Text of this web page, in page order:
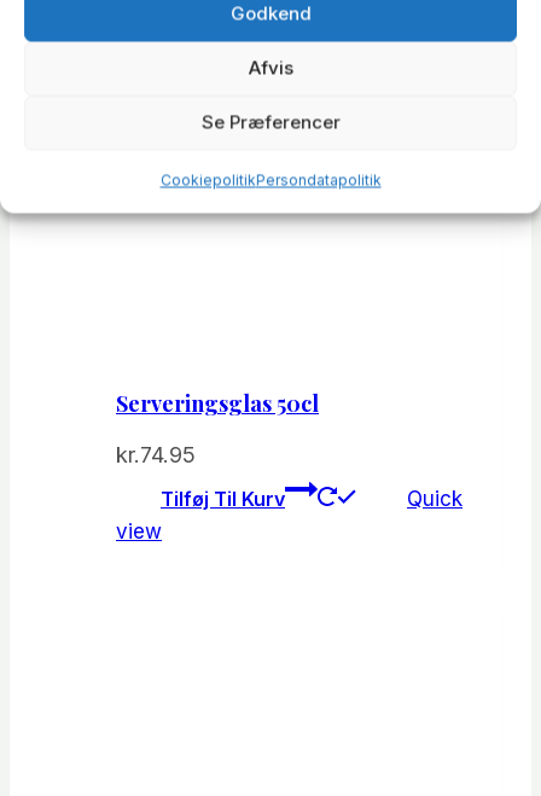
Godkend
Afvis
Se Præferencer
CookiepolitikPersondatapolitik
Serveringsglas 50cl
kr.74.95
Tilføj Til Kurv
Quick
view